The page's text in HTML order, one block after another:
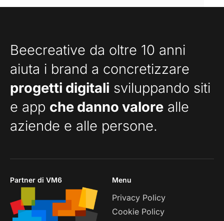
Beecreative da oltre 10 anni
aiuta i brand a concretizzare
progetti digitali sviluppando siti
e app che danno valore alle
aziende e alle persone.
Partner di VM6 Menu
Privacy Policy
Cookie Policy